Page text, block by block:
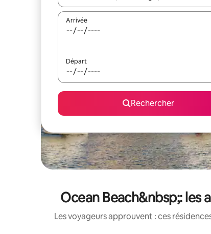
Arrivée
Départ
Rechercher
Ocean Beach&nbsp;:
Les voyageurs approuvent : ces